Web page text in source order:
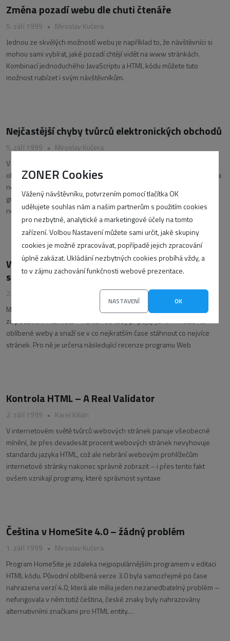
ZONER Cookies
Vážený návštěvníku, potvrzením pomocí tlačítka OK
udělujete souhlas nám a našim partnerům s použitím cookies
pro nezbytné, analytické a marketingové účely na tomto
zařízení. Volbou Nastavení můžete sami určit, jaké skupiny
cookies je možné zpracovávat, popřípadě jejich zpracování
úplně zakázat. Ukládání nezbytných cookies probíhá vždy, a
to v zájmu zachování funkčnosti webové prezentace.
NASTAVENÍ OK
Změna pozadí webu dle chuti čtenáře
5. září 1999 • Miroslav Kučera
Jednou ze skvělých možností webu je například to, že návštěvníci si
mohou sami vybírat, jaké pozadí chtějí vidět na www stránkách.
Kombinací jednoduchého JavaScriptu a HTML kódu můžete tuto
možnost nabízet i svým návštěvníkům.
Nejčastější chyby tvůrců elektronických obchodů
5. září 1999 • Miroslav Kučera
V dnešní době existuje na českém Internetu mnoho elektronických
obchodů – některé jsou lepší, některé jsou horší, ale převážná většina
nedodržuje několik základních zásad týkajících se samotného
grafického vzhledu prodejny a zboží v něm umístněného. Zkusme si
některé tyto nedostatky shrnout…
Web Downloader 2.2 – stahování webových
stránek
2. září 1999
Miroslav Kučera
Mnoha uživatelům Internetu se nelíbí stále vysoké telefonní poplatky
za používání Internetu – někteří se tedy připojují jenom krátce na
oblíbené weby a snaží se v co nejkratším čase stáhnout co nejvíce
stránek. Pro ně je určena následující recenze programu Web
Kontrola HTML – A Real Validator
2. září 1999 • Karel Kilián
V internetovém světě tvůrců webových stránek panuje všeobecné
mínění, že přes devadesát procent webových stránek nevyhovuje
standardu jazyka HTML, což ale nebrání webovým prohlížečům
internetové stránky nakonec správně zobrazit – i přes tento fakt
ovšem vznikají programy, které správnost syntaxe
Čeština v HomeSite 4.0 – žádný problém
1. září 1999 • Miroslav Kučera
Program HomeSite je zdaleka nejpopulárnějším programem v editaci
HTML kódu. Původní oblíbená verze 3.0 byla samozřejmě po čase
nahrazena verzí 4.0, která ale měla jeden nezanedbatelný problém –
nefungovala v něm totiž čeština, české znaky byly nahrazovány
alternativními značkami pro HTML entity…